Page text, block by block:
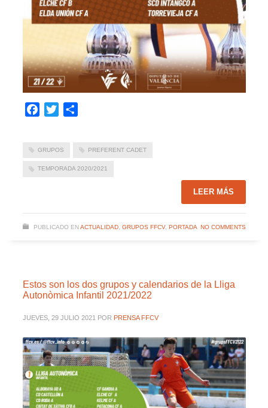
Facebook
Twitter
GRUPOS PREFERENT CADET
TEMPORADA 2020/2021
LEER MÁS
PUBLICADO EN ACTUALIDAD, GRUPOS FFCV, PORTADA NO COMMENTS
Estos son los dos grupos y calendarios de la Lliga
Autonòmica Infantil 2021/2022
JUEVES, 29 JULIO 2021 POR PRENSA FFCV